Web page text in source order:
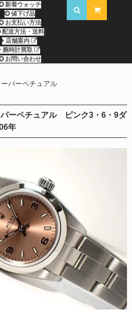
新着ウォッチ
値下げ品
お支払い方法
配送方法・送料
店舗案内
腕時計買取
お問い合わせ
パーペチュアル
ーペチュアル ピンク3・6・9ダ
年